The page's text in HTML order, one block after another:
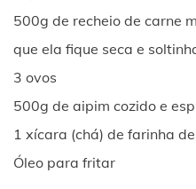
500g de recheio de carne
que ela fique seca e
3 ovos
500g de aipim cozido e
1 xícara (chá) de farinha
Óleo para fritar